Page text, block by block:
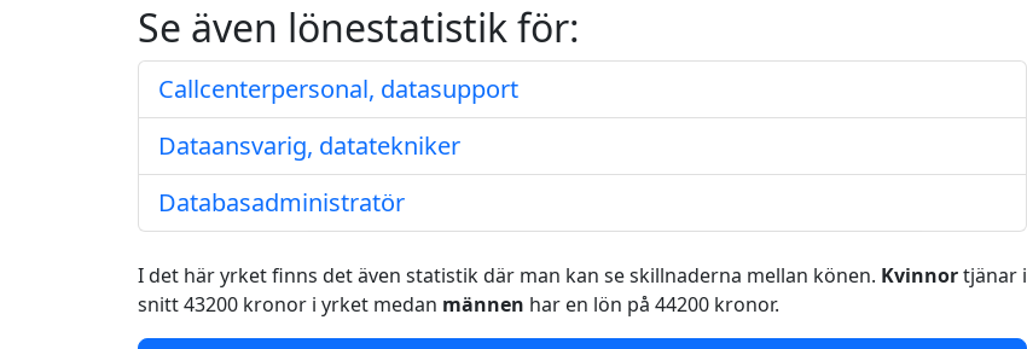
Se även lönestatistik för:
Callcenterpersonal, datasupport
Dataansvarig, datatekniker
Databasadministratör
I det här yrket finns det även statistik där man kan se skillnaderna mellan könen. Kvinnortjänar i
snitt 43200 kronor i yrket medan männen har en lön på 44200 kronor.